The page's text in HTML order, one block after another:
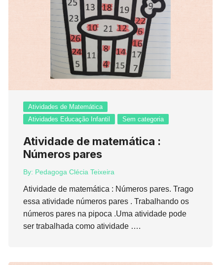
Atividades de Matemática
Atividades Educação Infantil
Sem categoria
Atividade de matemática :
Números pares
By: Pedagoga Clécia Teixeira
Atividade de matemática : Números pares. Trago
essa atividade números pares . Trabalhando os
números pares na pipoca .Uma atividade pode
ser trabalhada como atividade ….